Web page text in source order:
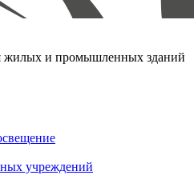
жилых и промышленных зданий
учреждений